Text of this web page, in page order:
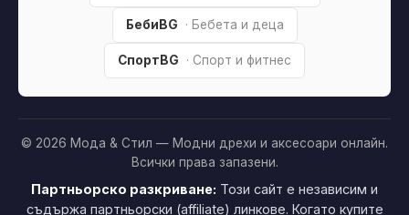
БебиBG · Бебета и деца
СпортBG · Спорт и фитнес
© 2026 Мода & Стил — Модни дрехи и аксесоари онлайн.
Всички права запазени.
Партньорско разкриване: Този сайт е независим и
съдържа партньорски (affiliate) линкове. Когато купите